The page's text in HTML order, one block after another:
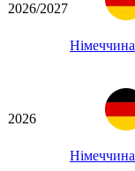
2026/2027
Німеччина
2026
Німеччина